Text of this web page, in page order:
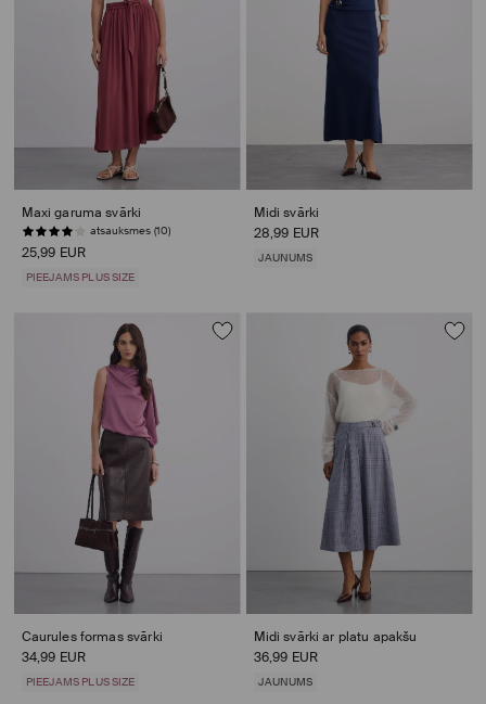
Maxi garuma svārki
atsauksmes (10)
25,99 EUR
PIEEJAMS PLUS SIZE
Midi svārki
28,99 EUR
JAUNUMS
Caurules formas svārki
34,99 EUR
PIEEJAMS PLUS SIZE
Midi svārki ar platu apakšu
36,99 EUR
JAUNUMS